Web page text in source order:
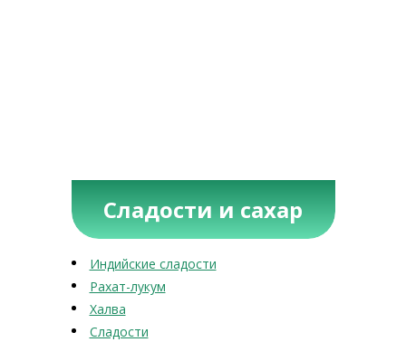
Сладости и сахар
Индийские сладости
Рахат-лукум
Халва
Сладости